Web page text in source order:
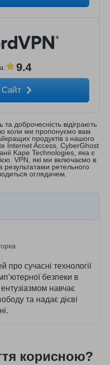
: 9.4
Сайт
доброчесність відіграють
коли ми пропонуємо вам
продуктів з нашого
Internet Access, CyberGhost
Kape Technologies, яка є
VPN, які ми включаємо в
результатами ретельного
оглядачем.
про сучасні технології
безпеки в
навчає
та надає дієві
корисною?